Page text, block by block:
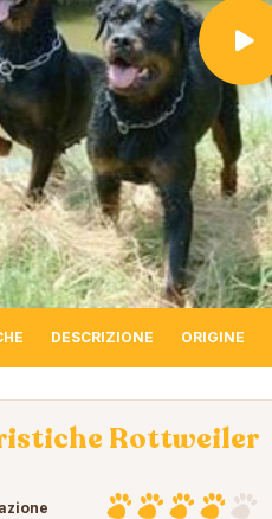
DESCRIZIONE ORIGINE
Rottweiler